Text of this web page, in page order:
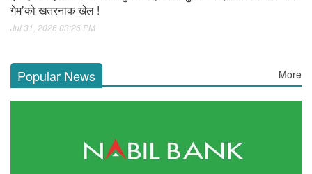
गेम’को खतरनाक खेल !
Jul 31, 2026 03:26 PM
Popular News More